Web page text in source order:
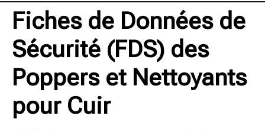
Fiches de Données de
Sécurité (FDS) des
Poppers et Nettoyants
pour Cuir